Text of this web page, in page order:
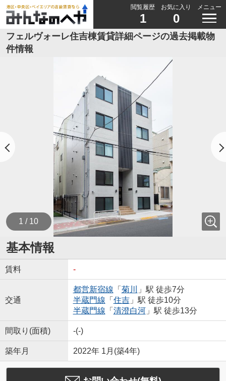
閲覧履歴
1
お気に入り
0
メニュー
フェルヴォーレ住吉棟賃貸詳細ページの過去掲載物
件情報
1 / 10
基本情報
賃料 -
交通
都営新宿線 「 菊川
」駅 徒歩7分
半蔵門線 「 住吉」駅 徒歩10分
半蔵門線 「 清澄白河」駅 徒歩13分
間取り(面積) -(-)
築年月 2022年 1月(築4年)